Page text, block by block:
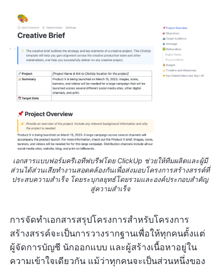
เอกสารแบบฟอร์มครีเอทีฟบรีฟโดย ClickUp ช่วยให้ทีมผลิตและผู้มี
ส่วนได้ส่วนเสียทำงานสอดคล้องกันเพื่อส่งมอบโครงการสร้างสรรค์ที่
ประสบความสำเร็จ โดยระบุกลยุทธ์โดยรวมและองค์ประกอบสำคัญ
สู่ความสำเร็จ
การจัดทำเอกสารสรุปโครงการสำหรับโครงการ
สร้างสรรค์จะเป็นการวางรากฐานเพื่อให้ทุกคนตั้งแต่
ผู้จัดการบัญชี นักออกแบบ และผู้สร้างเนื้อหาอยู่ใน
ความเข้าใจเดียวกัน แม้ว่าทุกคนจะเป็นส่วนหนึ่งของ